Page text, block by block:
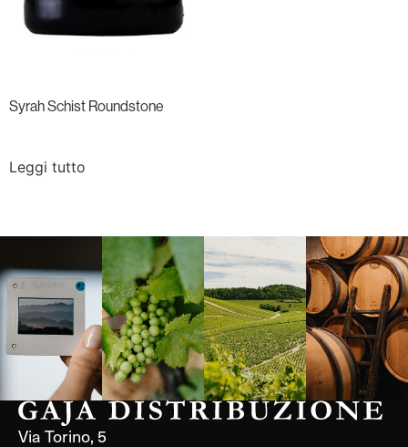
Syrah Schist Roundstone
Leggi tutto
Borgogna,
Francia
Borgogna,
Francia
Instagram
Via Torino, 5